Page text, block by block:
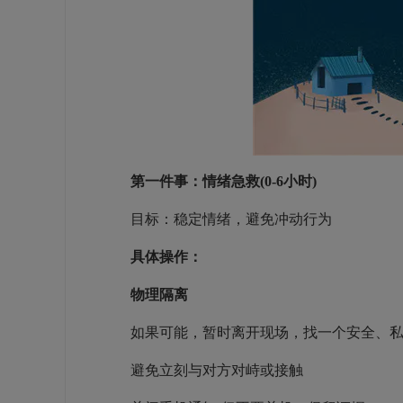
第一件事：情绪急救(0-6小时)
目标：稳定情绪，避免冲动行为
具体操作：
物理隔离
如果可能，暂时离开现场，找一个安全、
避免立刻与对方对峙或接触